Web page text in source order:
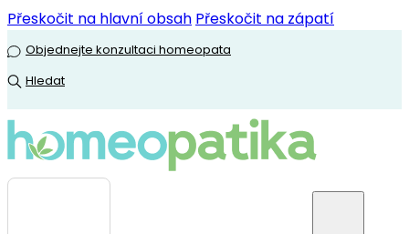
Přeskočit na hlavní obsah Přeskočit na zápatí
Objednejte konzultaci homeopata
Hledat